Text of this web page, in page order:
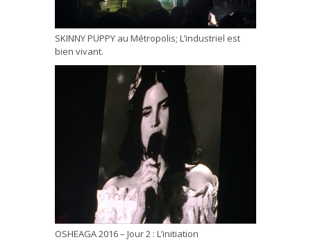
SKINNY PUPPY au Métropolis; L’industriel est
bien vivant.
OSHEAGA 2016 – Jour 2 : L’initiation